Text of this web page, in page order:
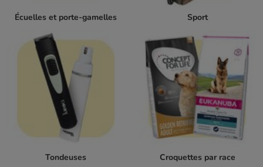
Écuelles et porte-gamelles Sport
Tondeuses Croquettes par race